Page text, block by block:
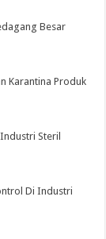
Besar
Karantina Produk
Steril
Di Industri